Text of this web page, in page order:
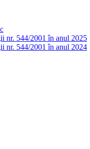
nr. 544/2001 în anul 2025
nr. 544/2001 în anul 2024